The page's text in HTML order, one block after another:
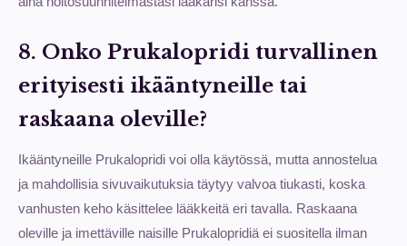
8. Onko Prukalopridi turvallinen
erityisesti ikääntyneille tai
raskaana oleville?
Ikääntyneille Prukalopridi voi olla käytössä, mutta annostelua
ja mahdollisia sivuvaikutuksia täytyy valvoa tiukasti, koska
vanhusten keho käsittelee lääkkeitä eri tavalla. Raskaana
oleville ja imettäville naisille Prukalopridiä ei suositella ilman